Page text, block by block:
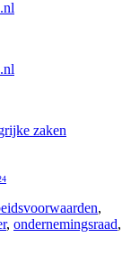
,
, ondernemingsraad,